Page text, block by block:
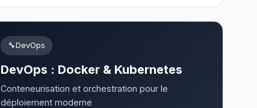
🔧DevOps
DevOps : Docker & Kubernetes
Conteneurisation et orchestration pour le
déploiement moderne